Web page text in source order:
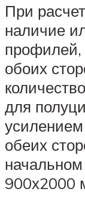
При
наличие
обоих
для
обеих
900х2000